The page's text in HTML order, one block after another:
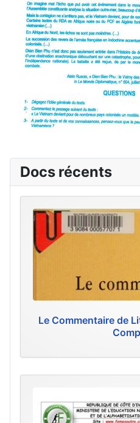
Docs récents
Le Commentaire de